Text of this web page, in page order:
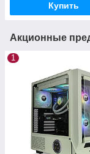
Купить
Акционные
1